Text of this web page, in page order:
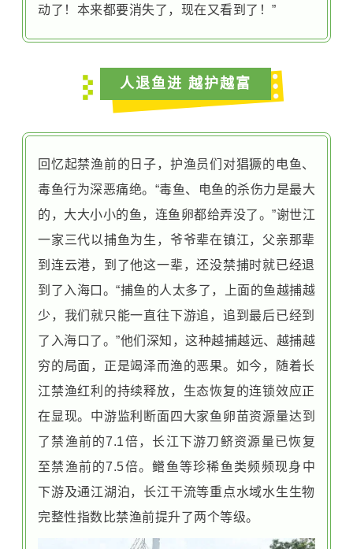
动了！本来都要消失了，现在又看到了！”
人退鱼进 越护越富
回忆起禁渔前的日子，护渔员们对猖獗的电鱼、
毒鱼行为深恶痛绝。“毒鱼、电鱼的杀伤力是最大
的，大大小小的鱼，连鱼卵都给弄没了。”谢世江
一家三代以捕鱼为生，爷爷辈在镇江，父亲那辈
到连云港，到了他这一辈，还没禁捕时就已经退
到了入海口。“捕鱼的人太多了，上面的鱼越捕越
少，我们就只能一直往下游追，追到最后已经到
了入海口了。”他们深知，这种越捕越远、越捕越
穷的局面，正是竭泽而渔的恶果。如今，随着长
江禁渔红利的持续释放，生态恢复的连锁效应正
在显现。中游监利断面 四大家鱼 卵苗资源量达到
了禁渔前的7.1倍，长江下游刀鲚资源量已恢复
至禁渔前的7.5倍。鳤鱼等珍稀鱼类频频现身中
下游及通江湖泊，长江干流等重点水域水生生物
完整性指数比禁渔前提升了两个等级。